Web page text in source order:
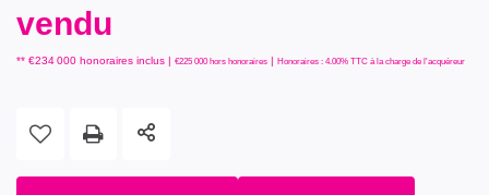
vendu
** €234 000 honoraires inclus | €225 000 hors honoraires | Honoraires : 4.00% TTC à la charge de l'acquéreur